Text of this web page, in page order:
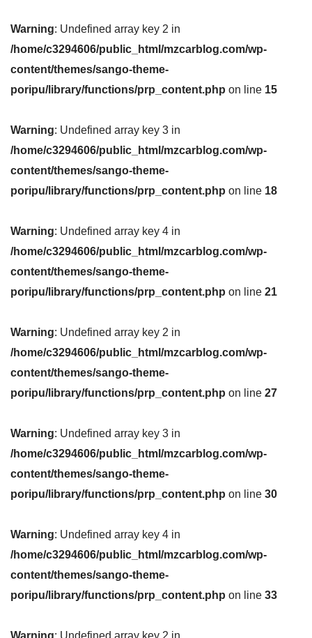
Warning: Undefined array key 2 in
/home/c3294606/public_html/mzcarblog.com/wp-
content/themes/sango-theme-
poripu/library/functions/prp_content.php on line 15
Warning: Undefined array key 3 in
/home/c3294606/public_html/mzcarblog.com/wp-
content/themes/sango-theme-
poripu/library/functions/prp_content.php on line 18
Warning: Undefined array key 4 in
/home/c3294606/public_html/mzcarblog.com/wp-
content/themes/sango-theme-
poripu/library/functions/prp_content.php on line 21
Warning: Undefined array key 2 in
/home/c3294606/public_html/mzcarblog.com/wp-
content/themes/sango-theme-
poripu/library/functions/prp_content.php on line 27
Warning: Undefined array key 3 in
/home/c3294606/public_html/mzcarblog.com/wp-
content/themes/sango-theme-
poripu/library/functions/prp_content.php on line 30
Warning: Undefined array key 4 in
/home/c3294606/public_html/mzcarblog.com/wp-
content/themes/sango-theme-
poripu/library/functions/prp_content.php on line 33